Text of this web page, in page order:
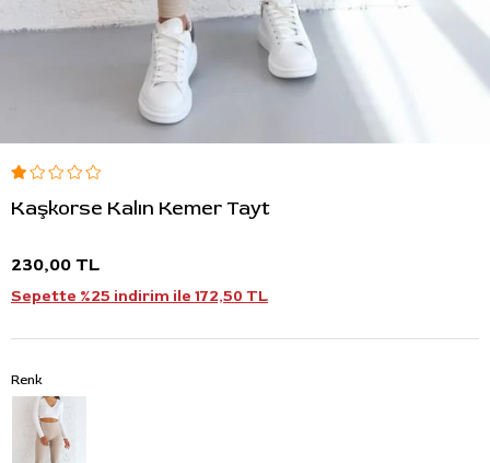
Kaşkorse Kalın Kemer Tayt
230,00 TL
Sepette %25 indirim ile 172,50 TL
Renk